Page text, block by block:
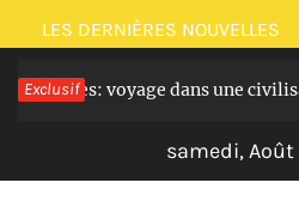
Passer
au
contenu
LES DERNIÈRES NOUVELLES
Exclusif
masques: voyage dans une
samedi, Août